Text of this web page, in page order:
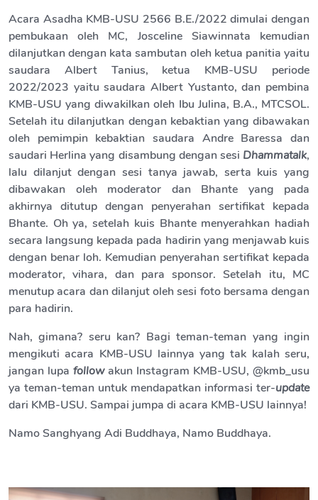
Acara Asadha KMB-USU 2566 B.E./2022 dimulai dengan
pembukaan oleh MC, Josceline Siawinnata kemudian
dilanjutkan dengan kata sambutan oleh ketua panitia yaitu
saudara Albert Tanius, ketua KMB-USU periode
2022/2023 yaitu saudara Albert Yustanto, dan pembina
KMB-USU yang diwakilkan oleh Ibu Julina, B.A., MTCSOL.
Setelah itu dilanjutkan dengan kebaktian yang dibawakan
oleh pemimpin kebaktian saudara Andre Baressa dan
saudari Herlina yang disambung dengan sesi Dhammatalk,
lalu dilanjut dengan sesi tanya jawab, serta kuis yang
dibawakan oleh moderator dan Bhante yang pada
akhirnya ditutup dengan penyerahan sertifikat kepada
Bhante. Oh ya, setelah kuis Bhante menyerahkan hadiah
secara langsung kepada pada hadirin yang menjawab kuis
dengan benar loh. Kemudian penyerahan sertifikat kepada
moderator, vihara, dan para sponsor. Setelah itu, MC
menutup acara dan dilanjut oleh sesi foto bersama dengan
para hadirin.
Nah, gimana? seru kan? Bagi teman-teman yang ingin
mengikuti acara KMB-USU lainnya yang tak kalah seru,
jangan lupa followakun Instagram KMB-USU, @kmb_usu
ya teman-teman untuk mendapatkan informasi ter-update
dari KMB-USU. Sampai jumpa di acara KMB-USU lainnya!
Namo Sanghyang Adi Buddhaya, Namo Buddhaya.